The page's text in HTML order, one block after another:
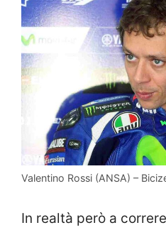
Valentino Rossi (ANSA) –
In realtà però a correre